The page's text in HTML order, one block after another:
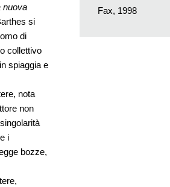
nuova
si
di
collettivo
spiaggia e
nota
non
i
bozze,
Fax, 1998